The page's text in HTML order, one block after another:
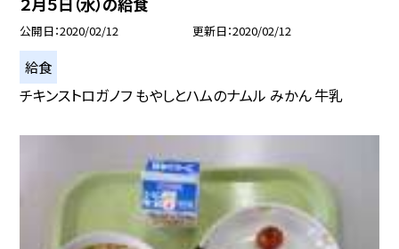
公開日 2020/02/12 更新日 2020/02/12
給食
チキンストロガノフ もやしとハムのナムル みかん 牛乳